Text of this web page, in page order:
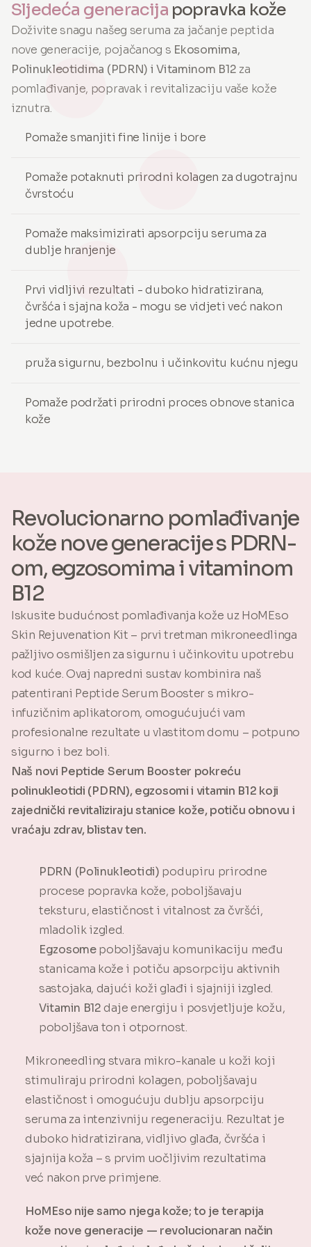
Sljedeća generacija popravka kože
Doživite snagu našeg seruma za jačanje peptida
nove generacije, pojačanog s Ekosomima,
Polinukleotidima (PDRN) i Vitaminom B12 za
pomlađivanje, popravak i revitalizaciju vaše kože
iznutra.
Pomaže smanjiti fine linije i bore
Pomaže potaknuti prirodni kolagen za dugotrajnu
čvrstoću
Pomaže maksimizirati apsorpciju seruma za
dublje hranjenje
Prvi vidljivi rezultati - duboko hidratizirana,
čvršća i sjajna koža - mogu se vidjeti već nakon
jedne upotrebe.
pruža sigurnu, bezbolnu i učinkovitu kućnu njegu
Pomaže podržati prirodni proces obnove stanica
kože
Revolucionarno pomlađivanje
kože nove generacije s PDRN-
om, egzosomima i vitaminom
B12
Iskusite budućnost pomlađivanja kože uz HoMEso
Skin Rejuvenation Kit – prvi tretman mikroneedlinga
pažljivo osmišljen za sigurnu i učinkovitu upotrebu
kod kuće. Ovaj napredni sustav kombinira naš
patentirani Peptide Serum Booster s mikro-
infuzičnim aplikatorom, omogućujući vam
profesionalne rezultate u vlastitom domu – potpuno
sigurno i bez boli.
Naš novi Peptide Serum Booster pokreću
polinukleotidi (PDRN), egzosomi i vitamin B12 koji
zajednički revitaliziraju stanice kože, potiču obnovu i
vraćaju zdrav, blistav ten.
PDRN (Polinukleotidi) podupiru prirodne
procese popravka kože, poboljšavaju
teksturu, elastičnost i vitalnost za čvršći,
mladolik izgled.
Egzosomepoboljšavaju komunikaciju među
stanicama kože i potiču apsorpciju aktivnih
sastojaka, dajući koži glađi i sjajniji izgled.
Vitamin B12daje energiju i posvjetljuje kožu,
poboljšava ton i otpornost.
Mikroneedling stvara mikro-kanale u koži koji
stimuliraju prirodni kolagen, poboljšavaju
elastičnost i omogućuju dublju apsorpciju
seruma za intenzivniju regeneraciju. Rezultat je
duboko hidratizirana, vidljivo glađa, čvršća i
sjajnija koža – s prvim uočljivim rezultatima
već nakon prve primjene.
HoMEso nije samo njega kože; to je terapija
kože nove generacije — revolucionaran način